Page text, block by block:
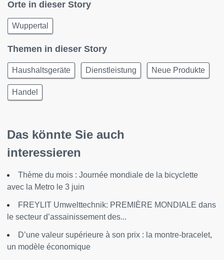
Orte in dieser Story
Wuppertal
Themen in dieser Story
Haushaltsgeräte Dienstleistung Neue Produkte
Handel
Das könnte Sie auch
interessieren
Thème du mois : Journée mondiale de la bicyclette
avec la Metro le 3 juin
FREYLIT Umwelttechnik: PREMIÈRE MONDIALE dans
le secteur d’assainissement des...
D’une valeur supérieure à son prix : la montre-bracelet,
un modèle économique